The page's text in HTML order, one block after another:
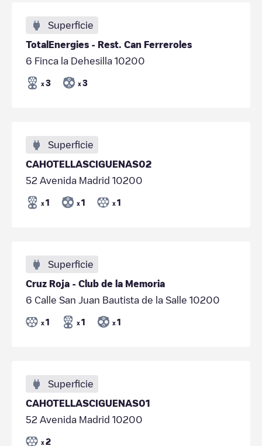
Superficie
TotalEnergies - Rest. Can Ferreroles
6 Finca la Dehesilla 10200
x 3 x 3
Superficie
CAHOTELLASCIGUENAS02
52 Avenida Madrid 10200
x 1 x 1 x 1
Superficie
Cruz Roja - Club de la Memoria
6 Calle San Juan Bautista de la Salle 10200
x 1 x 1 x 1
Superficie
CAHOTELLASCIGUENAS01
52 Avenida Madrid 10200
x 2